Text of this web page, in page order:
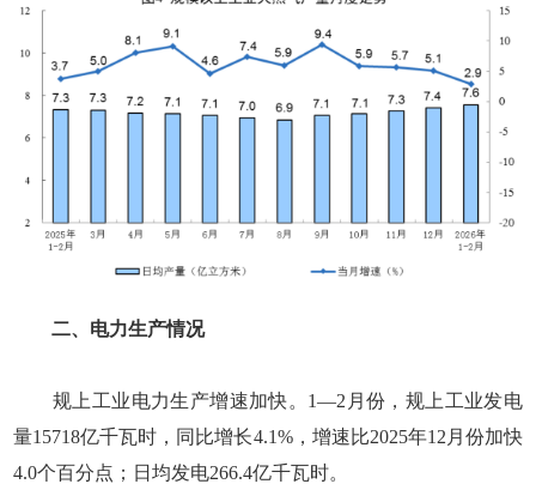
二、电力生产情况
规上工业电力生产增速加快。1—2月份，规上工业发电
量15718亿千瓦时，同比增长4.1%，增速比2025年12月份加快
4.0个百分点；日均发电266.4亿千瓦时。